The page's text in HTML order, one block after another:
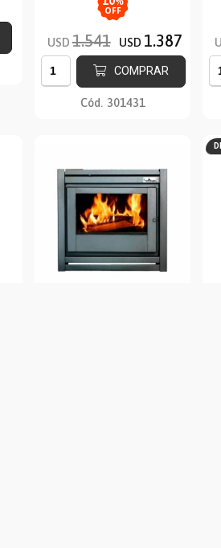
OFF
USD 1.541 USD 1.387
COMPRAR
Cód. 301431